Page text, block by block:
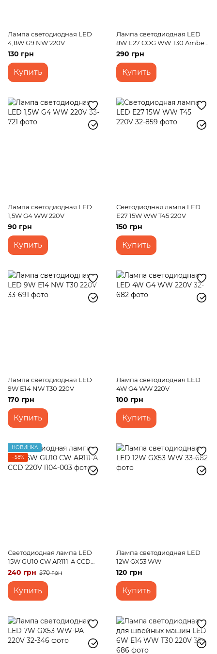
Лампа светодиодная LED
4,8W G9 NW 220V
130 грн
Купить
Лампа светодиодная LED
8W E27 COG WW T30 Amber
220V
290 грн
Купить
Лампа светодиодная LED
1,5W G4 WW 220V
90 грн
Купить
Светодиодная лампа LED
E27 15W WW T45 220V
150 грн
Купить
Лампа светодиодная LED
9W Е14 NW T30 220V
170 грн
Купить
Лампа светодиодная LED
4W G4 WW 220V
100 грн
Купить
НОВИНКА
−58%
Светодиодная лампа LED
15W GU10 CW AR111-A CCD
220V
240 грн 570 грн
Купить
Лампа светодиодная LED
12W GX53 WW
120 грн
Купить